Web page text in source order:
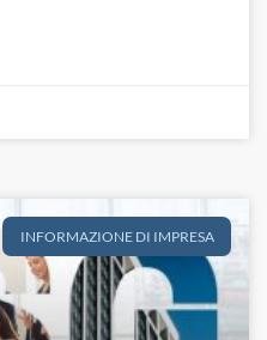
INFORMAZIONE DI IMPRESA